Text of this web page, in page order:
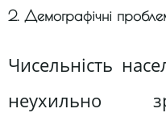
2. Демографічні
Чисельність
неухильно